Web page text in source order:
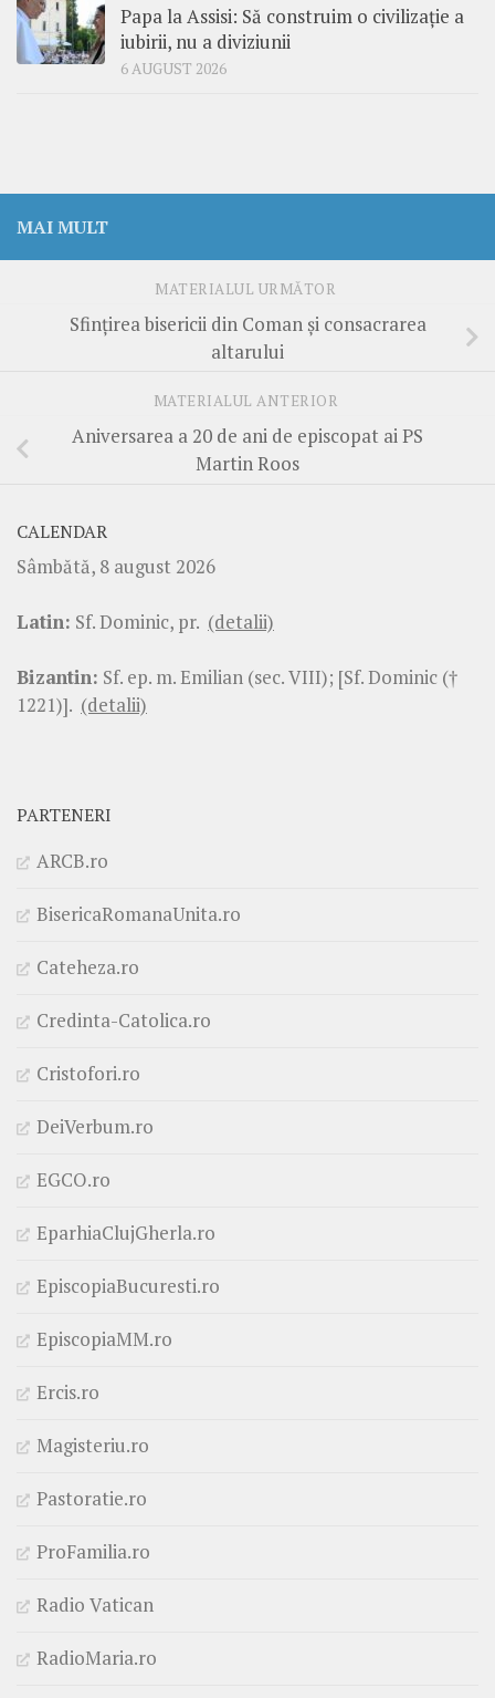
Papa la Assisi: Să construim o civilizație a
iubirii, nu a diviziunii
6 AUGUST 2026
MAI MULT
MATERIALUL URMĂTOR
Sfințirea bisericii din Coman și consacrarea
altarului
MATERIALUL ANTERIOR
Aniversarea a 20 de ani de episcopat ai PS
Martin Roos
CALENDAR
Sâmbătă, 8 august 2026
Latin: Sf. Dominic, pr. (detalii)
Bizantin: Sf. ep. m. Emilian (sec. VIII); [Sf. Dominic (†
1221)]. (detalii)
PARTENERI
ARCB.ro
BisericaRomanaUnita.ro
Cateheza.ro
Credinta-Catolica.ro
Cristofori.ro
DeiVerbum.ro
EGCO.ro
EparhiaClujGherla.ro
EpiscopiaBucuresti.ro
EpiscopiaMM.ro
Ercis.ro
Magisteriu.ro
Pastoratie.ro
ProFamilia.ro
Radio Vatican
RadioMaria.ro